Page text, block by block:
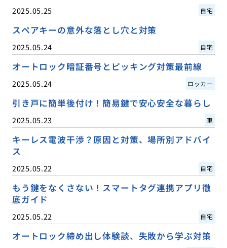
2025.05.25 自宅
スペアキーの意外な落とし穴と対策
2025.05.24 自宅
オートロック暗証番号とピッキング対策最前線
2025.05.24 ロッカー
引き戸に簡単後付け！簡易鍵で安心安全な暮らし
2025.05.23 車
キーレス電波干渉？原因と対策、場所別アドバイ
ス
2025.05.22 自宅
もう鍵をなくさない！スマートタグ連携アプリ徹
底ガイド
2025.05.22 自宅
オートロック締め出し体験談、失敗から学ぶ対策